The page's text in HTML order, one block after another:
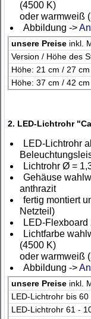
(4500 K)
oder warmweiß
Abbildung ->
unsere Preise inkl.
Version / Höhe des
Höhe: 21 cm / 27
Höhe: 37 cm / 42
2. LED-Lichtrohr
LED-Lichtrohr
Lichtrohr Ø =
Gehäuse
anthrazit
fertig montiert
Netzteil)
LED-Flexboard
Lichtfarbe
(4500 K)
oder warmweiß
Abbildung ->
unsere Preise inkl.
LED-Lichtrohr bis 60
LED-Lichtrohr 61 -